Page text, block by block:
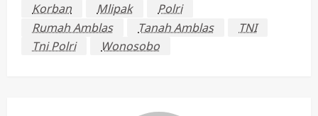
Korban
Mlipak
Polri
Rumah Amblas
Tanah Amblas
TNI
Tni Polri
Wonosobo